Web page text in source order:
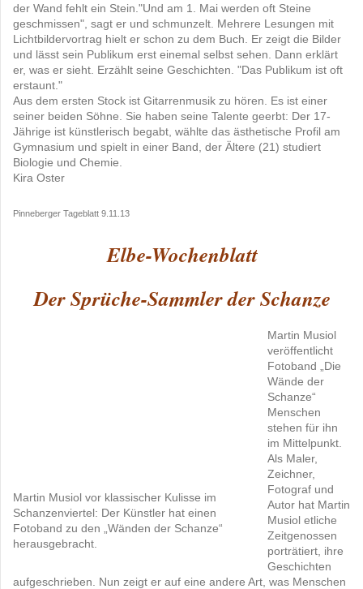
der Wand fehlt ein Stein."Und am 1. Mai werden oft Steine
geschmissen", sagt er und schmunzelt. Mehrere Lesungen mit
Lichtbildervortrag hielt er schon zu dem Buch. Er zeigt die Bilder
und lässt sein Publikum erst einemal selbst sehen. Dann erklärt
er, was er sieht. Erzählt seine Geschichten. "Das Publikum ist oft
erstaunt."
Aus dem ersten Stock ist Gitarrenmusik zu hören. Es ist einer
seiner beiden Söhne. Sie haben seine Talente geerbt: Der 17-
Jährige ist künstlerisch begabt, wählte das ästhetische Profil am
Gymnasium und spielt in einer Band, der Ältere (21) studiert
Biologie und Chemie.
Kira Oster
Pinneberger Tageblatt 9.11.13
Elbe-Wochenblatt
Der Sprüche-Sammler der Schanze
Martin Musiol vor klassischer Kulisse im
Schanzenviertel: Der Künstler hat einen
Fotoband zu den „Wänden der Schanze“
herausgebracht.
Martin Musiol
veröffentlicht
Fotoband „Die
Wände der
Schanze“
Menschen
stehen für ihn
im Mittelpunkt.
Als Maler,
Zeichner,
Fotograf und
Autor hat Martin
Musiol etliche
Zeitgenossen
porträtiert, ihre
Geschichten
aufgeschrieben. Nun zeigt er auf eine andere Art, was Menschen